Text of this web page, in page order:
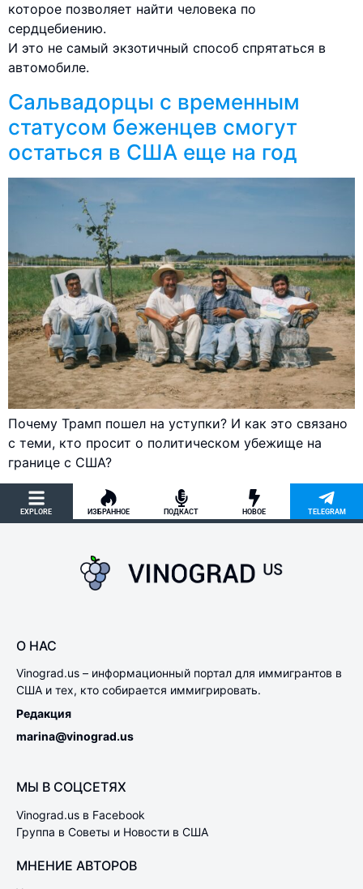
которое позволяет найти человека по
сердцебиению.
И это не самый экзотичный способ спрятаться в
автомобиле.
Сальвадорцы с временным
статусом беженцев смогут
остаться в США еще на год
Почему Трамп пошел на уступки? И как это связано
с теми, кто просит о политическом убежище на
границе с США?
EXPLORE ИЗБРАННОЕ ПОДКАСТ НОВОЕ TELEGRAM
О НАС
Vinograd.us – информационный портал для иммигрантов в
США и тех, кто собирается иммигрировать.
Редакция
marina@vinograd.us
МЫ В СОЦСЕТЯХ
Vinograd.us в Facebook
Группа в Советы и Новости в США
МНЕНИЕ АВТОРОВ